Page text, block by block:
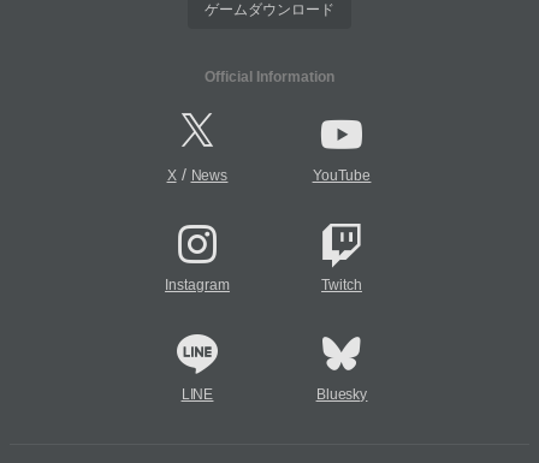
ゲームダウンロード
Official Information
X/ News YouTube
Instagram Twitch
LINE Bluesky